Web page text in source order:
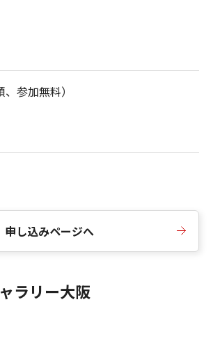
参加無料）
申し込みページへ
ラリー大阪